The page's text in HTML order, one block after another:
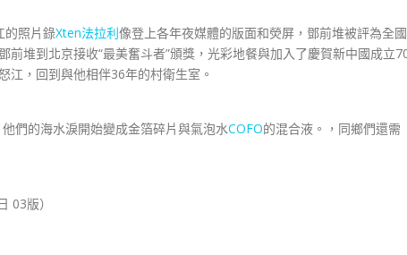
的照片錄Xten法拉利像登上各年夜媒體的版面和熒屏，鄧前堆被評為全國
堆到北京接收“最美奮斗者”頒獎，光彩地餐與加入了慶賀新中國成立
江，回到與他相伴36年的村衛生室。
們的海水淚開始變成金箔碎片與氣泡水COFO的混合液。，同鄉們還需
03版）